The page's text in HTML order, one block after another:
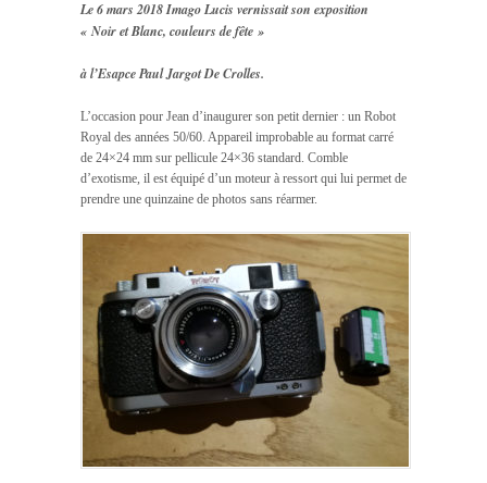
Le 6 mars 2018 Imago Lucis vernissait son exposition
« Noir et Blanc, couleurs de fête »
à l’Esapce Paul Jargot De Crolles.
L’occasion pour Jean d’inaugurer son petit dernier : un Robot
Royal des années 50/60. Appareil improbable au format carré
de 24×24 mm sur pellicule 24×36 standard. Comble
d’exotisme, il est équipé d’un moteur à ressort qui lui permet de
prendre une quinzaine de photos sans réarmer.